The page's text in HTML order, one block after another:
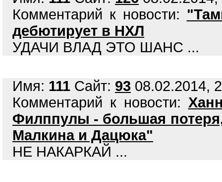
Комментарий к новости:
дебютирует в НХЛ
УДАЧИ ВЛАД ЭТО ШАНС ...
Имя: 111 Сайт: 93 08.02.2014,
Комментарий к новости:
Филппулы - большая
Малкина и Дацюка"
НЕ НАКАРКАЙ ...